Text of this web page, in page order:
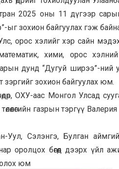
2025 оны 11 дүгээр
ыг зохион байгуулах гэж
орос хэлийг хэр сайн
хими, орос
дунд “Дугуй ширээ”-ний
зэргийг зохион байгуулах юм.
ОХУ-аас Монгол Улсад
газрын тэргүү
Уул, Сэлэнгэ, Булган
оролцох бөгөөд дээрх үйл
юм